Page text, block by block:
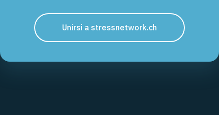
Unirsi a stressnetwork.ch